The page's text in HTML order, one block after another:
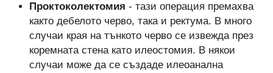
Проктоколектомия - тази операция премахва
както дебелото черво, така и ректума. В много
случаи края на тънкото черво се извежда през
коремната стена като илеостомия. В някои
случаи може да се създаде илеоанална